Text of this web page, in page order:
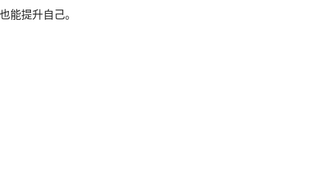
能提升自己。